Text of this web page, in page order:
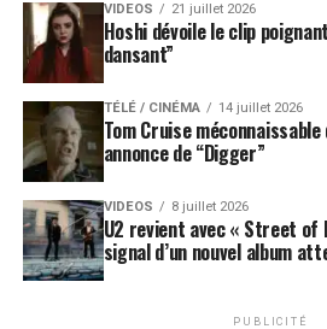
VIDEOS 21 juillet 2026
Hoshi dévoile le clip
dansant”
TÉLÉ / CINÉMA 14 juillet 2026
Tom Cruise
annonce de “Digger”
VIDEOS 8 juillet 2026
U2 revient avec « Street of
signal d’un nouvel album
PUBLICITÉ